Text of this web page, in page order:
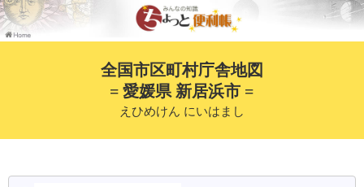
全国市区町村庁舎地図
= 愛媛県 新居浜市 =
えひめけん にいはまし